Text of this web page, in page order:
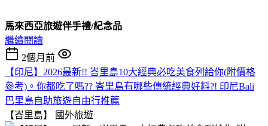
馬來西亞旅遊伴手禮/紀念品
繼續閱讀
2個月前
【印尼】2026最新!! 峇里島10大經典必吃美食列給你(附價格
參考)。你都吃了嗎?? 峇里島有哪些傳統經典好料?! 印尼Bali
巴里島自助旅遊自由行推薦
【峇里島】
國外旅遊